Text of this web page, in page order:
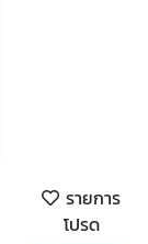
รายการ
โปรด